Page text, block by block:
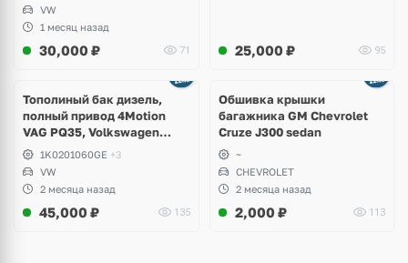
VW
1 месяц назад
30,000 ₽ 71 25,000 ₽ 95
Тополиный бак дизель,
полный привод 4Motion
VAG PQ35, Volkswagen
Scirocco, Golf V, VI, Skoda
Yeti, Octavia A5, Superb,
Audi A3, Seat Altea
1K0201060GE +3
VW
2 месяца назад
45,000 ₽ 135
Обшивка крышки
багажника GM Chevrolet
Cruze J300 sedan
~
CHEVROLET
2 месяца назад
2,000 ₽ 113